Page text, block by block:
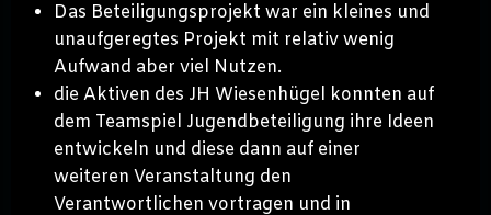
Das Beteiligungsprojekt war ein kleines und
unaufgeregtes Projekt mit relativ wenig
Aufwand aber viel Nutzen.
die Aktiven des JH Wiesenhügel konnten auf
dem Teamspiel Jugendbeteiligung ihre Ideen
entwickeln und diese dann auf einer
weiteren Veranstaltung den
Verantwortlichen vortragen und in